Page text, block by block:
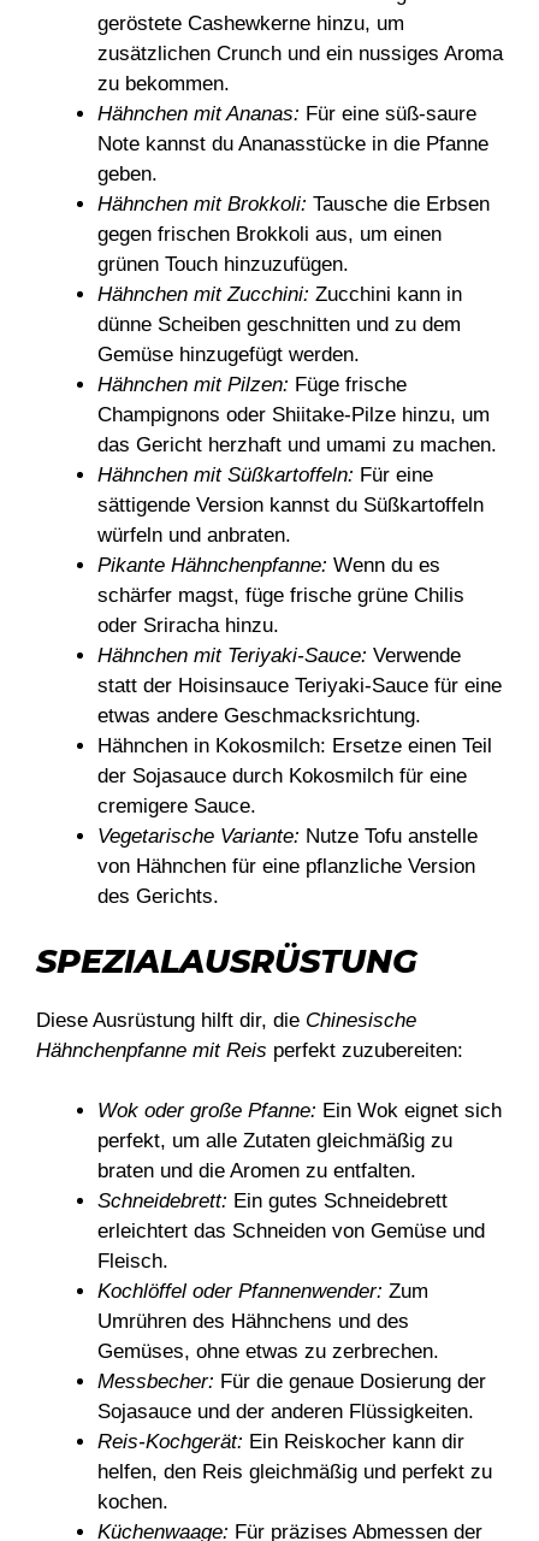
geröstete Cashewkerne hinzu, um
zusätzlichen Crunch und ein nussiges Aroma
zu bekommen.
Hähnchen mit Ananas: Für eine süß-saure
Note kannst du Ananasstücke in die Pfanne
geben.
Hähnchen mit Brokkoli: Tausche die Erbsen
gegen frischen Brokkoli aus, um einen
grünen Touch hinzuzufügen.
Hähnchen mit Zucchini: Zucchini kann in
dünne Scheiben geschnitten und zu dem
Gemüse hinzugefügt werden.
Hähnchen mit Pilzen: Füge frische
Champignons oder Shiitake-Pilze hinzu, um
das Gericht herzhaft und umami zu machen.
Hähnchen mit Süßkartoffeln: Für eine
sättigende Version kannst du Süßkartoffeln
würfeln und anbraten.
Pikante Hähnchenpfanne: Wenn du es
schärfer magst, füge frische grüne Chilis
oder Sriracha hinzu.
Hähnchen mit Teriyaki-Sauce: Verwende
statt der Hoisinsauce Teriyaki-Sauce für eine
etwas andere Geschmacksrichtung.
Hähnchen in Kokosmilch: Ersetze einen Teil
der Sojasauce durch Kokosmilch für eine
cremigere Sauce.
Vegetarische Variante: Nutze Tofu anstelle
von Hähnchen für eine pflanzliche Version
des Gerichts.
SPEZIALAUSRÜSTUNG
Diese Ausrüstung hilft dir, die Chinesische
Hähnchenpfanne mit Reis perfekt zuzubereiten:
Wok oder große Pfanne: Ein Wok eignet sich
perfekt, um alle Zutaten gleichmäßig zu
braten und die Aromen zu entfalten.
Schneidebrett: Ein gutes Schneidebrett
erleichtert das Schneiden von Gemüse und
Fleisch.
Kochlöffel oder Pfannenwender: Zum
Umrühren des Hähnchens und des
Gemüses, ohne etwas zu zerbrechen.
Messbecher: Für die genaue Dosierung der
Sojasauce und der anderen Flüssigkeiten.
Reis-Kochgerät: Ein Reiskocher kann dir
helfen, den Reis gleichmäßig und perfekt zu
kochen.
Küchenwaage: Für präzises Abmessen der